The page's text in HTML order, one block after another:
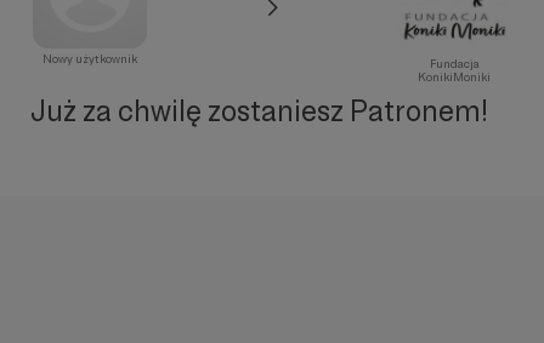
Nowy użytkownik
Fundacja
KonikiMoniki
Już za chwilę zostaniesz Patronem!